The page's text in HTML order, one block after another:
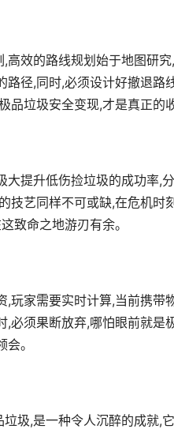
高效的路线规划始于地图研
路径,同时,必须设计好撤退
品垃圾安全变现,才是真正的收
大提升低伤捡垃圾的成功率,
技艺同样不可或缺,在危机时
致命之地游刃有余。
,玩家需要实时计算,当前携
,必须果断放弃,哪怕眼前就是
。
圾,是一种令人沉醉的成就,